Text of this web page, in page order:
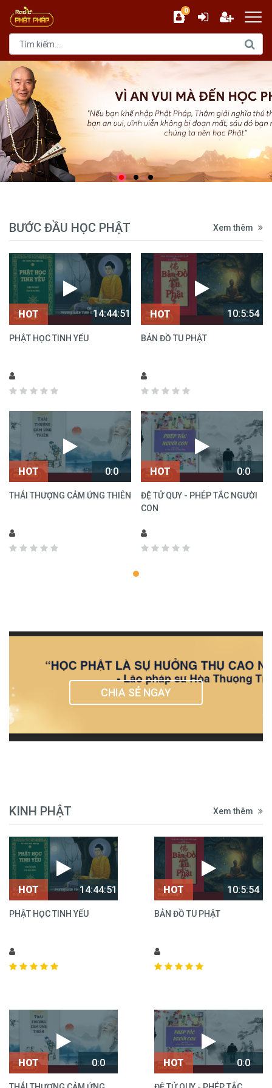
0
BƯỚC ĐẦU HỌC PHẬT Xem thêm
14:44:51
HOT
PHẬT HỌC TINH YẾU
10:5:54
HOT
BẢN ĐỒ TU PHẬT
0:0
HOT
THÁI THƯỢNG CẢM ỨNG THIÊN
0:0
HOT
ĐỆ TỬ QUY - PHÉP TẮC NGƯỜI
CON
CHIA SẺ NGAY
KINH PHẬT Xem thêm
14:44:51
HOT
PHẬT HỌC TINH YẾU
10:5:54
HOT
BẢN ĐỒ TU PHẬT
0:0
HOT 0:0
HOT